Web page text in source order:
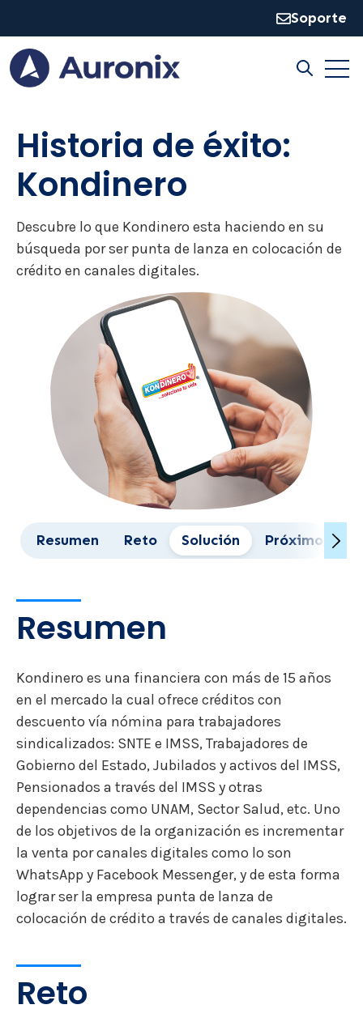
Soporte
Open
Historia de éxito:
Kondinero
Descubre lo que Kondinero esta haciendo en su
búsqueda por ser punta de lanza en colocación de
crédito en canales digitales.
Resumen Reto Solución Próximos
Resumen
Kondinero es una financiera con más de 15 años
en el mercado la cual ofrece créditos con
descuento vía nómina para trabajadores
sindicalizados: SNTE e IMSS, Trabajadores de
Gobierno del Estado, Jubilados y activos del IMSS,
Pensionados a través del IMSS y otras
dependencias como UNAM, Sector Salud, etc. Uno
de los objetivos de la organización es incrementar
la venta por canales digitales como lo son
WhatsApp y Facebook Messenger, y de esta forma
lograr ser la empresa punta de lanza de
colocación de crédito a través de canales digitales.
Reto